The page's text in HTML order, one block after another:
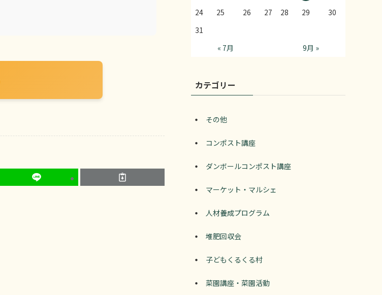
24
25 26 27 28 29
30
31
« 7月
9月 »
カテゴリー
その他
コンポスト講座
ダンボールコンポスト講座
マーケット・マルシェ
人材養成プログラム
堆肥回収会
子どもくるくる村
菜園講座・菜園活動